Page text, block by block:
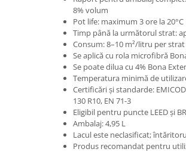
8% volum
Pot life: maximum 3 ore la 20°C
Timp până la următorul strat:
Consum: 8–10 m²/litru per strat
Se aplică cu rola microfibră
Se poate dilua cu 4% Bona
Temperatura minimă de
Certificări și standarde:
130 R10, EN 71-3
Eligibil pentru puncte LEED și
Ambalaj: 4,95 L
Lacul este neclasificat;
Produs recomandat pentru